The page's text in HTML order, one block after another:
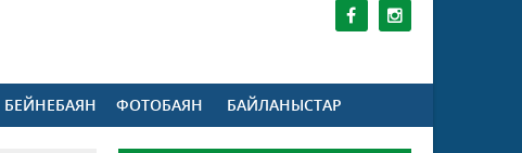
БЕЙНЕБАЯН ФОТОБАЯН БАЙЛАНЫСТАР